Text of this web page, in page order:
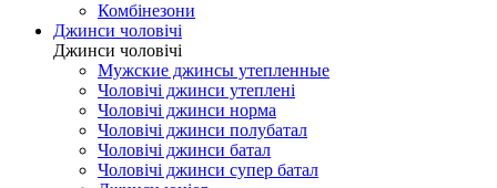
Комбінезони
Джинси чоловічі
Джинси чоловічі
Мужские джинсы утепленные
Чоловічі джинси утеплені
Чоловічі джинси норма
Чоловічі джинси полубатал
Чоловічі джинси батал
Чоловічі джинси супер батал